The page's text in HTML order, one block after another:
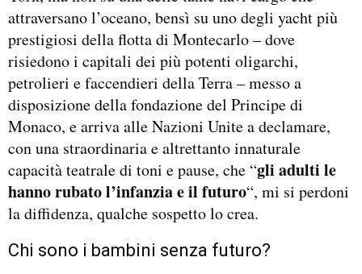
attraversano l’oceano, bensì su uno degli yacht più
prestigiosi della flotta di Montecarlo – dove
risiedono i capitali dei più potenti oligarchi,
petrolieri e faccendieri della Terra – messo a
disposizione della fondazione del Principe di
Monaco, e arriva alle Nazioni Unite a declamare,
con una straordinaria e altrettanto innaturale
capacità teatrale di toni e pause, che “gli adulti le
hanno rubato l’infanzia e il futuro“, mi si perdoni
la diffidenza, qualche sospetto lo crea.
Chi sono i bambini senza futuro?